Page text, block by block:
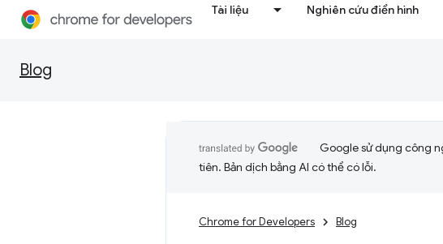
Tài liệu Nghiên cứu điển hình
Blog
Google sử dụng công
tiên. Bản dịch bằng AI có thể có lỗi.
Chrome for Developers Blog